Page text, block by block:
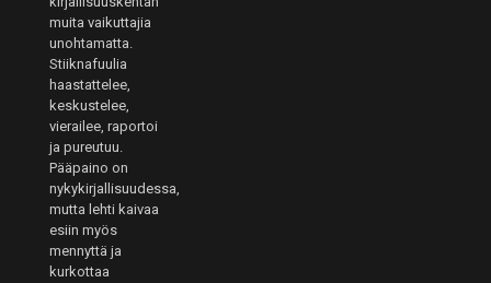
muita vaikuttajia
unohtamatta.
Stiiknafuulia
haastattelee,
keskustelee,
vierailee, raportoi
ja pureutuu.
Pääpaino on
nykykirjallisuudessa,
mutta lehti kaivaa
esiin myös
mennyttä ja
kurkottaa